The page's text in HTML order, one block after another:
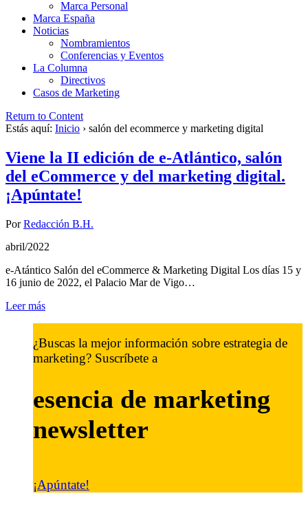
Marca Personal
Marca España
Noticias
Nombramientos
Conferencias y Eventos
La Columna
Directivos
Casos de Marketing
Return to Content
Estás aquí: Inicio › salón del ecommerce y marketing digital
Viene la II edición de e-Atlántico, salón
del eCommerce y del marketing digital.
¡Apúntate!
PorRedacción B.H.
abril/2022
e-Atántico Salón del eCommerce & Marketing Digital Los días 15 y
16 junio de 2022, el Palacio Mar de Vigo…
Leer más
¿Buscas la mejor información sobre estrategia de
marketing? Suscríbete a
esencia de marketing
newsletter
¡Apúntate!